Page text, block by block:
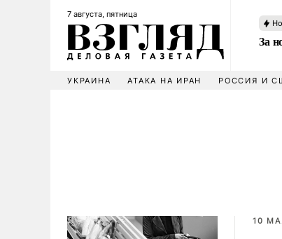
7 августа, пятница
За
УКРАИНА АТАКА НА ИРАН РОССИЯ И
10